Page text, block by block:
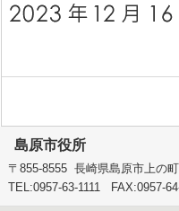
島原市役所
〒855-8555 長崎県島原市上の
TEL:0957-63-1111 FAX:0957-